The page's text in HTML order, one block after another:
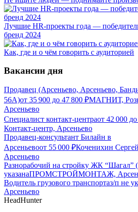
Лучшие HR-проекты года —
бренд 2024
Как, где и о чём говорить с аудиторией
Вакансии дня
Продавец (Арсеньево, Арсеньево,
56А)от 35 900 до 47 800 ₽МАГНИТ,
Арсеньево
Специалист контакт-центраот 42 000 до
Контакт-центр, Арсеньево
Продавец-консультант Билайн в
Арсеньевоот 55 000 ₽Коченихин
Арсеньево
Разнорабочий на стройку ЖК “Шагал”
указанаПРОМСТРОЙМОНТАЖ,
Водитель грузового транспортаз/п не
Арсеньево
HeadHunter